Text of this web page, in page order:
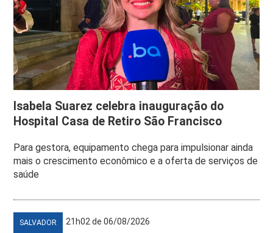
Isabela Suarez celebra inauguração do
Hospital Casa de Retiro São Francisco
Para gestora, equipamento chega para impulsionar ainda
mais o crescimento econômico e a oferta de serviços de
saúde
SALVADOR 21h02 de 06/08/2026